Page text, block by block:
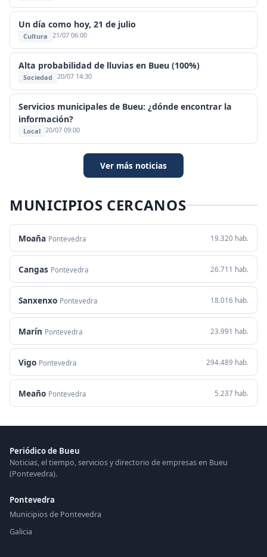
Un día como hoy, 21 de julio
Cultura 21/07 06:00
Alta probabilidad de lluvias en Bueu (100%)
Sociedad 20/07 14:30
Servicios municipales de Bueu: ¿dónde encontrar la
información?
Local 20/07 09:00
Ver más noticias
MUNICIPIOS CERCANOS
Moaña Pontevedra 19.320 hab.
Cangas Pontevedra 26.711 hab.
Sanxenxo Pontevedra 18.016 hab.
Marín Pontevedra 23.991 hab.
Vigo Pontevedra 294.489 hab.
Meaño Pontevedra 5.237 hab.
Periódico de Bueu
Noticias, el tiempo, servicios y directorio de empresas en Bueu
(Pontevedra).
Pontevedra
Municipios de Pontevedra
Galicia